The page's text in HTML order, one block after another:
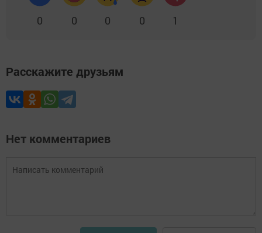
0 0 0 0 1
Расскажите друзьям
Нет комментариев